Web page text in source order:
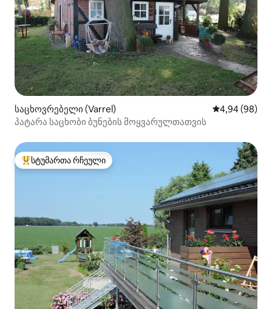
საცხოვრებელი (Varrel) საშუალო
4,94 (98)
პატარა საცხობი ბუნების მოყვარულთათვის
სტუმართა რჩეული მოწინავე ვარიანტი
სტუმართა რჩეული